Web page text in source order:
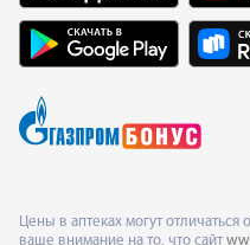
Цены в аптеках могут
ваше внимание на то, что сайт